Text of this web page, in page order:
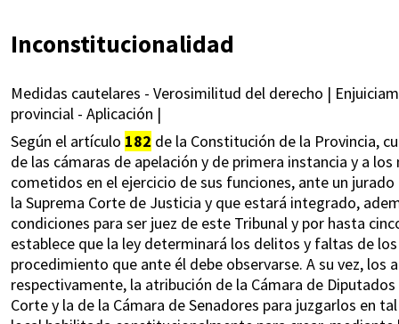
Inconstitucionalidad
Medidas cautelares - Verosimilitud del derecho |
provincial - Aplicación |
Según el artículo 182 de la Constitución de la Provincia,
de las cámaras de apelación y de primera instancia y a
cometidos en el ejercicio de sus funciones, ante un
la Suprema Corte de Justicia y que estará integrado,
condiciones para ser juez de este Tribunal y por hasta
establece que la ley determinará los delitos y faltas de
procedimiento que ante él debe observarse. A su vez,
respectivamente, la atribución de la Cámara de
Corte y la de la Cámara de Senadores para juzgarlos en